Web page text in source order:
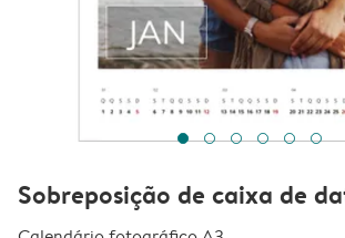
Sobreposição de caixa de